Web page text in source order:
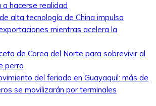
hacerse realidad
alta tecnología de China impulsa
mientras acelera la
de Corea del Norte para sobrevivir al
perro
del feriado en Guayaquil: más de
se movilizarán por terminales